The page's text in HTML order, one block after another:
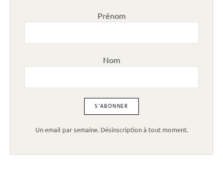
Prénom
Nom
Un email par semaine. Désinscription à tout moment.